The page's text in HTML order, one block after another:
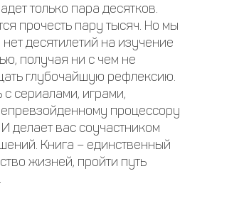
только пара десятков.
прочесть пару тысяч. Но мы
десятилетий на изучение
получая ни с чем не
глубочайшую рефлексию.
сериалами, играми,
процессору
делает вас соучастником
Книга – единственный
жизней, пройти путь